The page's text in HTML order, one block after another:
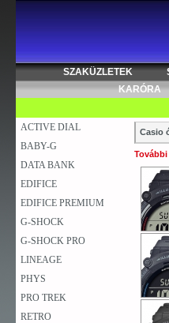
SZAKÜZLETEK
KARÓRA
ACTIVE DIAL
BABY-G
DATA BANK
EDIFICE
EDIFICE PREMIUM
G-SHOCK
G-SHOCK PRO
LINEAGE
PHYS
PRO TREK
RETRO
Casio